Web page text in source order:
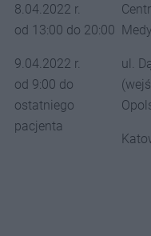
8.04.2022 r.
od 13:00 do 20:00
9.04.2022 r.
od 9:00 do
ostatniego
pacjenta
ul.